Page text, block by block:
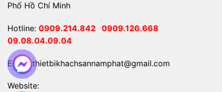
Phố Hồ Chí Minh
Hotline: 0909.214.842 0909.126.668
09.08.04.09.04
Email: thietbikhachsannamphat@gmail.com
Website: